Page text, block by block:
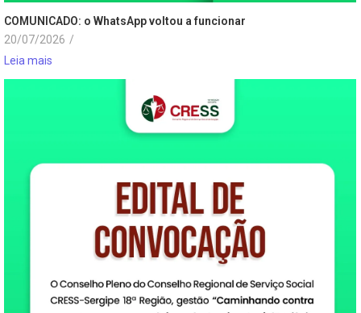
COMUNICADO: o WhatsApp voltou a funcionar
20/07/2026 /
Leia mais